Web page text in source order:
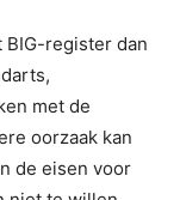
register dan
met de
oorzaak kan
de eisen voor